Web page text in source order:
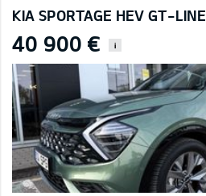
KIA SPORTAGE HEV GT-LINE
40 900 € i